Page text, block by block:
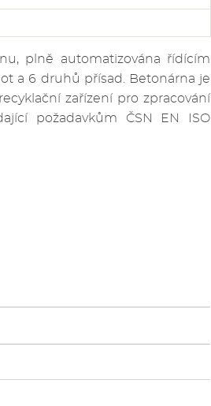
plně automatizována řídícím
a 6 druhů přísad. Betonárna je
zařízení pro zpracování
požadavkům ČSN EN ISO